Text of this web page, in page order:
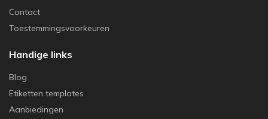
Contact
Toestemmingsvoorkeuren
Handige links
Blog
Etiketten templates
Aanbiedingen